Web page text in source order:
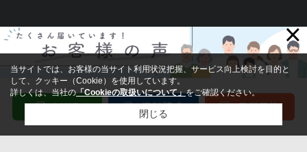
×
当サイトでは、お客様の当サイト利用状況把握、サービス向上検討を目的と
して、クッキー（Cookie）を使用しています。
詳しくは、当社の「Cookieの取扱いについて」をご確認ください。
閉じる